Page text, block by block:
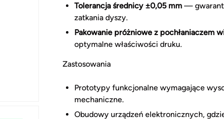
Tolerancja średnicy ±0,05 mm —
zatkania dyszy.
Pakowanie próżniowe z pochłaniaczem
optymalne właściwości druku.
Zastosowania
Prototypy funkcjonalne wymagające
mechaniczne.
Obudowy urządzeń elektronicznych,